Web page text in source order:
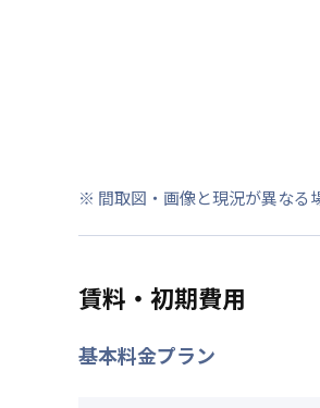
※ 間取図・画像と現況が異なる
賃料・初期費用
基本料金プラン